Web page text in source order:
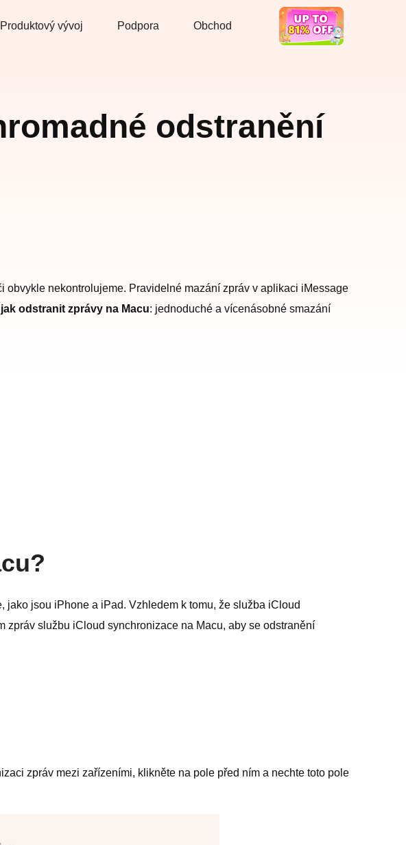
Produktový vývoj Podpora Obchod
Žhavá nabídka
odstranění
obvykle nekontrolujeme. Pravidelné mazání zpráv v aplikaci iMessage
jak odstranit zprávy na Macu: jednoduché a vícenásobné smazání
jsou iPhone a iPad. Vzhledem k tomu, že služba iCloud
službu iCloud synchronizace na Macu, aby se odstranění
zpráv mezi zařízeními, klikněte na pole před ním a nechte toto pole